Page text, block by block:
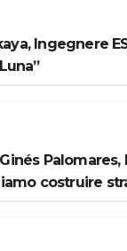
Ingegnere
costruire